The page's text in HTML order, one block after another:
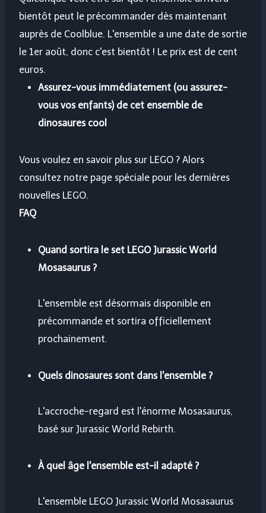
bientôt peut le précommander dès maintenant
auprès de Coolblue. L'ensemble a une date de sortie
le 1er août, donc c'est bientôt ! Le prix est de cent
euros.
Assurez-vous immédiatement (ou assurez-
vous vos enfants) de cet ensemble de
dinosaures cool
Vous voulez en savoir plus sur LEGO ? Alors
consultez notre page spéciale pour les dernières
nouvelles LEGO.
FAQ
Quand sortira le set LEGO Jurassic World
Mosasaurus ?
L'ensemble est désormais disponible en
précommande et sortira officiellement
prochainement.
Quels dinosaures sont dans l'ensemble ?
L'accroche-regard est l'énorme Mosasaurus,
basé sur Jurassic World Rebirth.
À quel âge l'ensemble est-il adapté ?
L'ensemble LEGO Jurassic World Mosasaurus